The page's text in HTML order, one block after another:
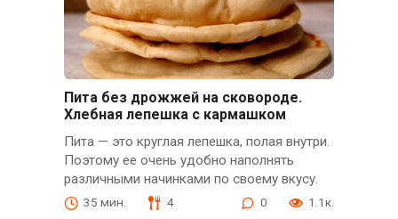
Пита без дрожжей на сковороде.
Хлебная лепешка с кармашком
Пита — это круглая лепешка, полая внутри.
Поэтому ее очень удобно наполнять
различными начинками по своему вкусу.
35 мин. 4 0 1.1к.